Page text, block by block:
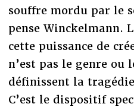
souffre mordu par le
pense Winckelmann.
cette puissance de
n’est pas le genre ou
définissent la
C’est le dispositif